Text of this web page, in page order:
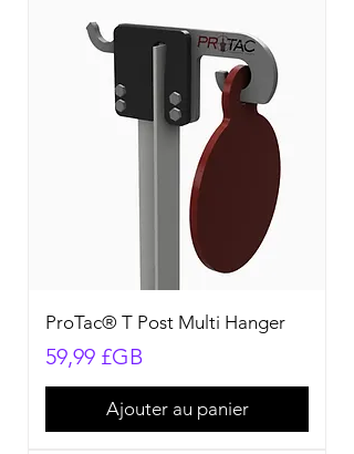
ProTac® T Post Multi Hanger
Prix
59,99 £GB
Ajouter au panier